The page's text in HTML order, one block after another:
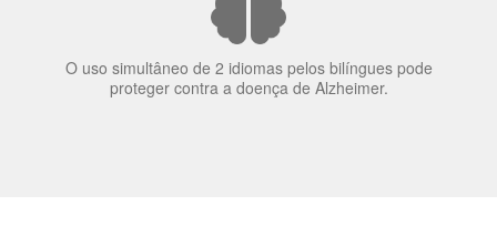
O uso simultâneo de 2 idiomas pelos bilíngues pode
proteger contra a doença de Alzheimer.